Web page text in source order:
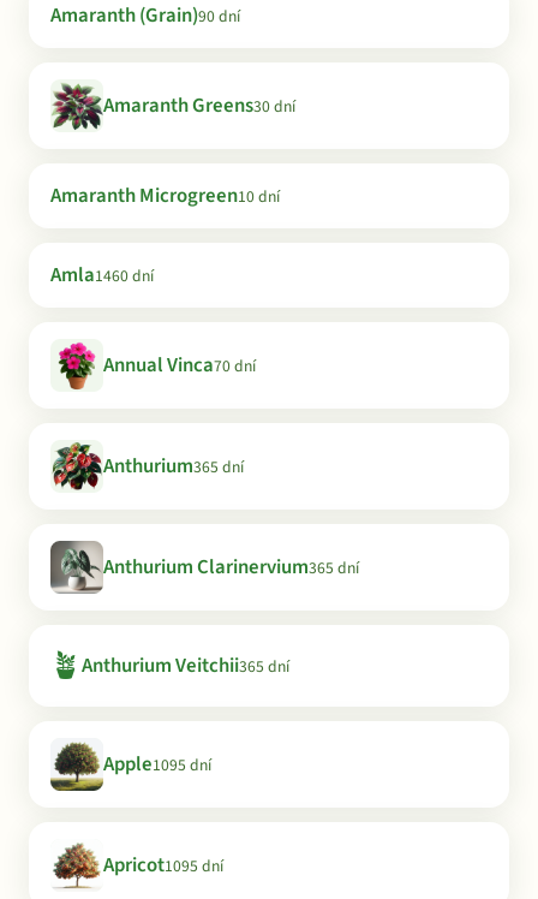
Amaranth (Grain)90 dní
Amaranth Greens30 dní
Amaranth Microgreen10 dní
Amla1460 dní
Annual Vinca70 dní
Anthurium365 dní
Anthurium Clarinervium365 dní
🪴 Anthurium Veitchii365 dní
Apple1095 dní
Apricot1095 dní